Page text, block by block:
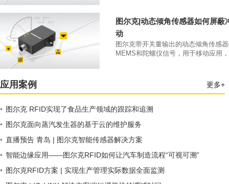
本体上。
图尔克|动态倾角传感器如何屏蔽
动
图尔克带开关量输出的动态倾角传感
MEMS和陀螺仪信号，用于移动应用
应用案例 更多+
• 图尔克 RFID实现了食品生产领域的跟踪和追溯
• 图尔克面向蒸汽发生器的基于云的维护服务
• 直播预告 青岛 | 图尔克智能传感器解决方案
• 智能边缘应用——图尔克RFID如何让汽车制造流程“可视可溯”
• 图尔克RFID方案 | 实现生产管理实际数据全面监测